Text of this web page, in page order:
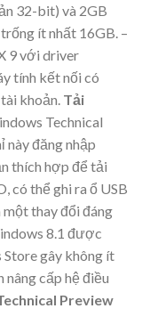
32-bit) và 2GB
ít nhất 16GB. –
9 với driver
tính kết nối có
khoản. Tải
Technical
này đăng nhập
thích hợp để tải
có thể ghi ra ổ USB
thay đổi đáng
8.1 được
gây không ít
cấp hệ điều
Preview